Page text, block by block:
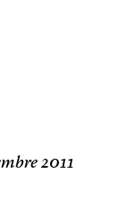
2011